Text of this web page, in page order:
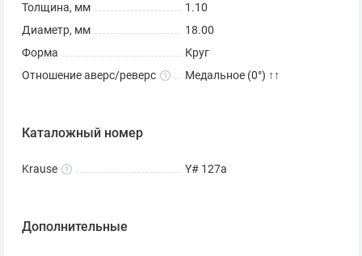
Толщина, мм
1.10
Диаметр, мм
18.00
Форма
Круг
Отношение аверс/реверс
Медальное (0°) ↑↑
Каталожный номер
Krause Y# 127a
Дополнительные